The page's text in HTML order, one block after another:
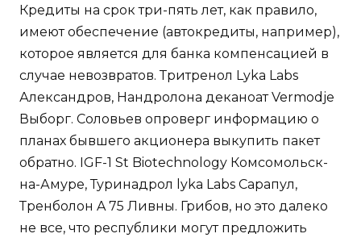
Кредиты на срок три-пять лет, как правило,
имеют обеспечение (автокредиты, например),
которое является для банка компенсацией в
случае невозвратов. Тритренол Lyka Labs
Александров, Нандролона деканоат Vermodje
Выборг. Соловьев опроверг информацию о
планах бывшего акционера выкупить пакет
обратно. IGF-1 St Biotechnology Комсомольск-
на-Амуре, Туринадрол lyka Labs Сарапул,
Тренболон A 75 Ливны. Грибов, но это далеко
не все, что республики могут предложить